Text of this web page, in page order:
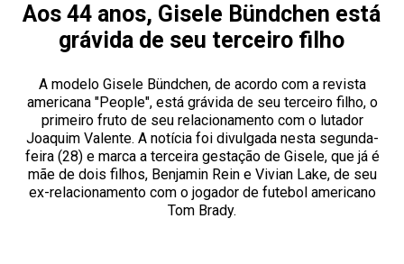
Aos 44 anos, Gisele Bündchen está
grávida de seu terceiro filho
A modelo Gisele Bündchen, de acordo com a revista
americana "People", está grávida de seu terceiro filho, o
primeiro fruto de seu relacionamento com o lutador
Joaquim Valente. A notícia foi divulgada nesta segunda-
feira (28) e marca a terceira gestação de Gisele, que já é
mãe de dois filhos, Benjamin Rein e Vivian Lake, de seu
ex-relacionamento com o jogador de futebol americano
Tom Brady.